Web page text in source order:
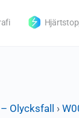
Olycksfall ›